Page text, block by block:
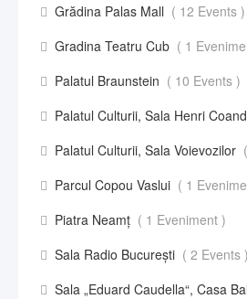
Grădina Palas Mall ( 12 Events )
Gradina Teatru Cub ( 1
Palatul Braunstein ( 10 Events )
Palatul Culturii, Sala Henri
Palatul Culturii, Sala Voievozilor
Parcul Copou Vaslui ( 1
Piatra Neamț ( 1 Eveniment )
Sala Radio București ( 2 Events )
Sala „Eduard Caudella“, Casa